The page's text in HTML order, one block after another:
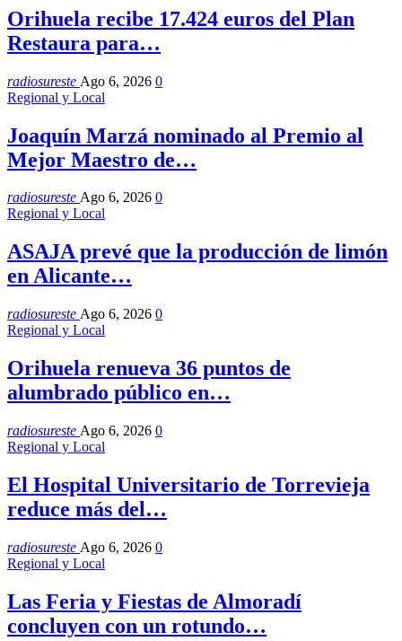
Orihuela recibe 17.424 euros del Plan
Restaura para…
radiosureste Ago 6, 2026 0
Regional y Local
Joaquín Marzá nominado al Premio al
Mejor Maestro de…
radiosureste Ago 6, 2026 0
Regional y Local
ASAJA prevé que la producción de limón
en Alicante…
radiosureste Ago 6, 2026 0
Regional y Local
Orihuela renueva 36 puntos de
alumbrado público en…
radiosureste Ago 6, 2026 0
Regional y Local
El Hospital Universitario de Torrevieja
reduce más del…
radiosureste Ago 6, 2026 0
Regional y Local
Las Feria y Fiestas de Almoradí
concluyen con un rotundo…